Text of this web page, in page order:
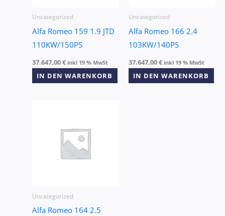
Uncategorized
Alfa Romeo 159 1.9 JTD
110KW/150PS
37.647,00€ inkl 19 % MwSt
IN DEN WARENKORB
Uncategorized
Alfa Romeo 166 2.4
103KW/140PS
37.647,00€ inkl 19 % MwSt
IN DEN WARENKORB
Uncategorized
Alfa Romeo 164 2.5